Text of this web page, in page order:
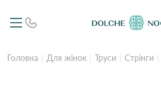
Головна Для жінок Труси Стрінги